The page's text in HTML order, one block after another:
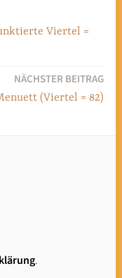
Viertel =
NÄCHSTER BEITRAG
(Viertel = 82)
.